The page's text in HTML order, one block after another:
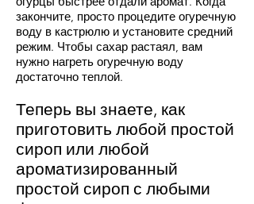
закончите, просто процедите огуречную
воду в кастрюлю и установите средний
режим. Чтобы сахар растаял, вам
нужно нагреть огуречную воду
достаточно теплой.
Теперь вы знаете, как
приготовить любой простой
сироп или любой
ароматизированный
простой сироп с любыми